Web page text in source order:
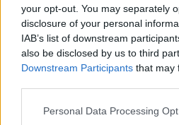
your opt-out. You may separately
disclosure of your personal
IAB’s list of downstream
also be disclosed by us to third
Downstream Participants that may
Personal Data Processing